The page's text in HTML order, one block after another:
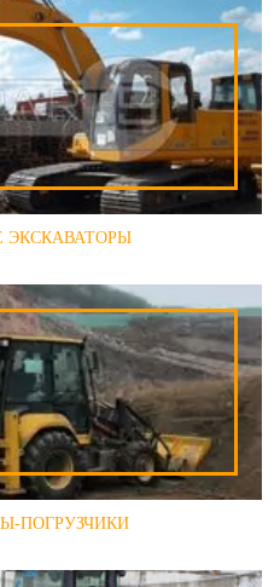
ЭКСКАВАТОРЫ
ПОГРУЗЧИКИ